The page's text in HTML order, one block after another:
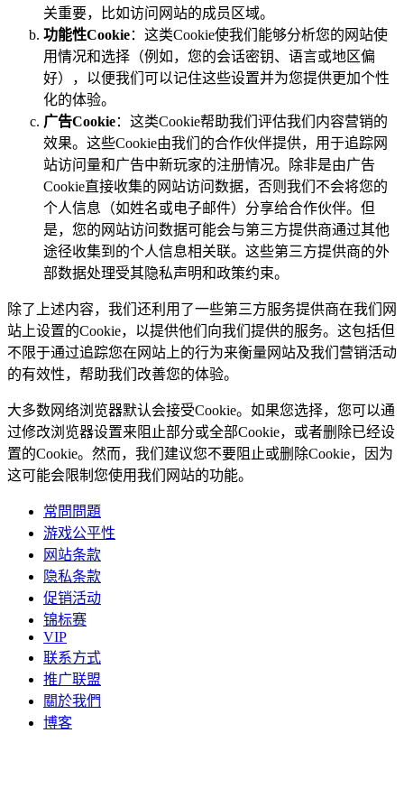
关重要，比如访问网站的成员区域。
功能性Cookie：这类Cookie使我们能够分析您的网站使
用情况和选择（例如，您的会话密钥、语言或地区偏
好），以便我们可以记住这些设置并为您提供更加个性
化的体验。
广告Cookie：这类Cookie帮助我们评估我们内容营销的
效果。这些Cookie由我们的合作伙伴提供，用于追踪网
站访问量和广告中新玩家的注册情况。除非是由广告
Cookie直接收集的网站访问数据，否则我们不会将您的
个人信息（如姓名或电子邮件）分享给合作伙伴。但
是，您的网站访问数据可能会与第三方提供商通过其他
途径收集到的个人信息相关联。这些第三方提供商的外
部数据处理受其隐私声明和政策约束。
除了上述内容，我们还利用了一些第三方服务提供商在我们网
站上设置的Cookie，以提供他们向我们提供的服务。这包括但
不限于通过追踪您在网站上的行为来衡量网站及我们营销活动
的有效性，帮助我们改善您的体验。
大多数网络浏览器默认会接受Cookie。如果您选择，您可以通
过修改浏览器设置来阻止部分或全部Cookie，或者删除已经设
置的Cookie。然而，我们建议您不要阻止或删除Cookie，因为
这可能会限制您使用我们网站的功能。
常問問題
游戏公平性
网站条款
隐私条款
促销活动
锦标赛
VIP
联系方式
推广联盟
關於我們
博客